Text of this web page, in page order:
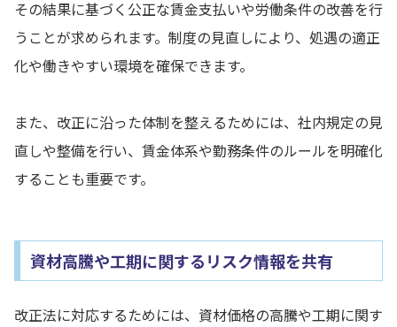
その結果に基づく公正な賃金支払いや労働条件の改善を行
うことが求められます。制度の見直しにより、処遇の適正
化や働きやすい環境を確保できます。
また、改正に沿った体制を整えるためには、社内規定の見
直しや整備を行い、賃金体系や勤務条件のルールを明確化
することも重要です。
資材高騰や工期に関するリスク情報を共有
改正法に対応するためには、資材価格の高騰や工期に関す